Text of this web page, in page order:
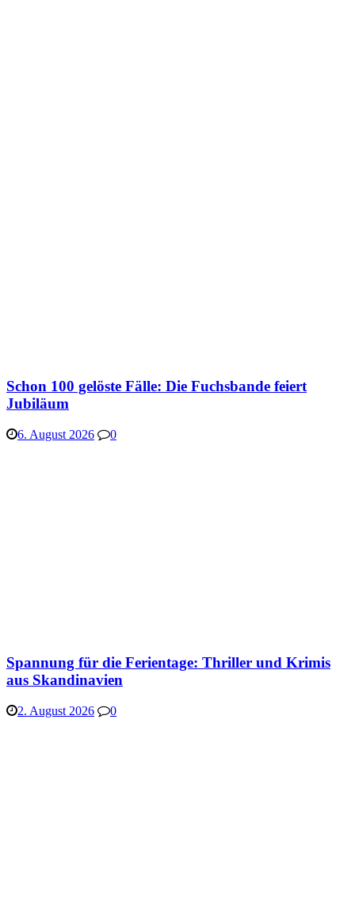
Schon 100 gelöste Fälle: Die Fuchsbande feiert
Jubiläum
6. August 2026 0
Spannung für die Ferientage: Thriller und Krimis
aus Skandinavien
2. August 2026 0